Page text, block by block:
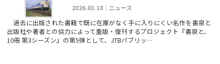
2026.03.18｜ニュース
過去に出版された書籍で既に在庫がなく手に入りにくい名作を書泉と
出版社や著者との協力によって重版・復刊するプロジェクト『書泉と、
10冊 第3シーズン』の第5弾として、JTBパブリッ…